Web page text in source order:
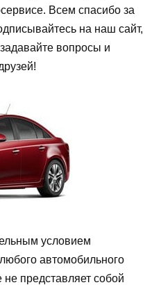
Всем спасибо за
на наш сайт,
вопросы и
условием
автомобильного
представляет собой